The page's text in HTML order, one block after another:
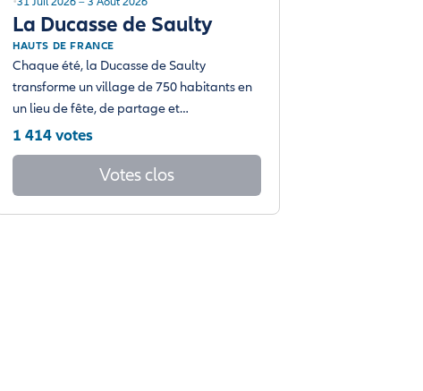
La Ducasse de Saulty
HAUTS DE FRANCE
Chaque été, la Ducasse de Saulty
transforme un village de 750 habitants en
un lieu de fête, de partage et…
1 414 votes
Votes clos